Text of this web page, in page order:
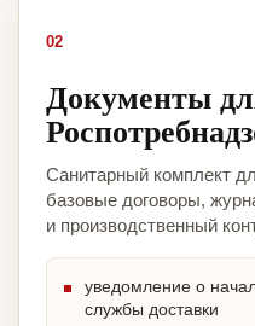
02
Документы
Санитарный комплект
базовые договоры,
и производственный
уведомление о
службы доставки